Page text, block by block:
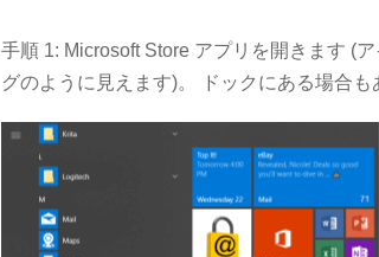
手順 1: Microsoft Store アプリを開きます (
グのように見えます)。 ドックにある場合